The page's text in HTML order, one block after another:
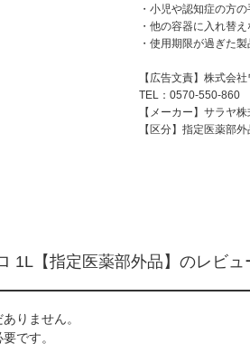
・小児や認知症の方
・他の容器に入れ替
・使用期限が過ぎた
【広告文責】株式会
TEL：0570-550-860
【メーカー】サラヤ
【区分】指定医薬部外
1L【指定医薬部外品】のレビュ
りません。
です。